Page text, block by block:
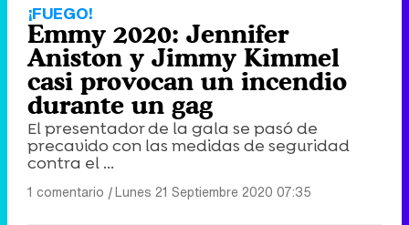
¡FUEGO!
Emmy 2020: Jennifer
Aniston y Jimmy Kimmel
casi provocan un incendio
durante un gag
El presentador de la gala se pasó de
precavido con las medidas de seguridad
contra el ...
1 comentario |Lunes 21 Septiembre 2020 07:35